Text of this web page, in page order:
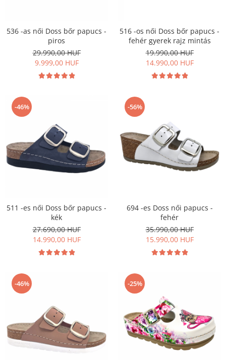
Férfi nyitott papucs - DOSS
Házi papucs - DOSS
PIUMETTA - gördülő talpú lábbeli
MEDI+ LÁBBELI
Ferfi csukott papucsok - Medi+
Női nyitott papucs - Medi+
Női szandál
LEON KLOMPE LÁBBELI
Női csukott papucs - Leon
Férfi csukott papucs - Leon
Férfi nyitott papucs
NYÁRI NŐI LÁBBELI KOLLEKCIÓ
Szandál
GYEREK SZANDÁL ÉS PAPUCS
STERILIZÁLHATÓ KLUMPA
TÉLI GYAPJÚ PAPUCSOK - női és
férfi
KIVEHETŐ TALPBETÉTES KLUMPA
BÜTYKÖS LÁBRA VALÓ PAPUCS
536 -as női Doss bőr papucs -
piros
29.990,00 HUF
9.999,00 HUF
516 -os női Doss bőr papucs -
fehér gyerek rajz mintás
19.990,00 HUF
14.990,00 HUF
-46%
511 -es női Doss bőr papucs -
kék
27.690,00 HUF
14.990,00 HUF
-56%
694 -es Doss női papucs -
fehér
35.990,00 HUF
15.990,00 HUF
-46% -25%